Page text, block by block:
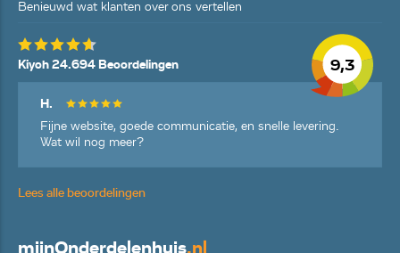
Benieuwd wat klanten over ons vertellen
9,3
Kiyoh 24.694 Beoordelingen
H.
Fijne website, goede communicatie, en snelle levering.
Wat wil nog meer?
Lees alle beoordelingen
mijnOnderdelenhuis.nl